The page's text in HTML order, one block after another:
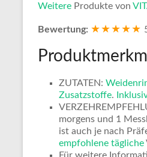
Weitere Produkte von
Bewertung: ★★★★★
ZUTATEN:
Zusatzstoffe.
morgens und 1
ist auch je nach
empfohlene tägliche
Für weitere